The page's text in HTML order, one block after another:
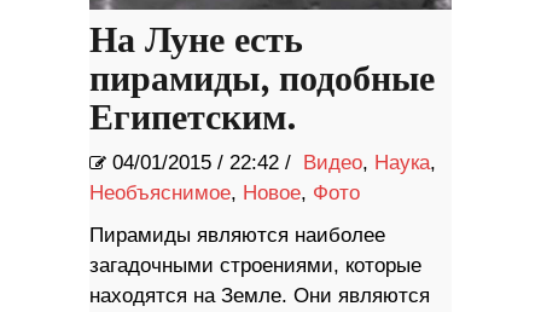
На Луне есть
пирамиды, подобные
Египетским.
04/01/2015 / 22:42 / Видео, Наука,
Необъяснимое, Новое, Фото
Пирамиды являются наиболее
загадочными строениями, которые
находятся на Земле. Они являются